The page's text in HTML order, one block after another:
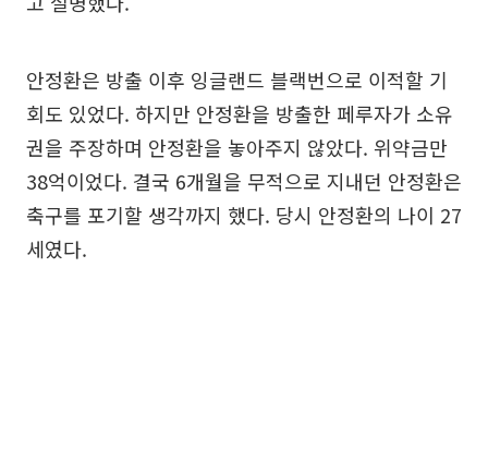
안정환은 방출 이후 잉글랜드 블랙번으로 이적할 기
회도 있었다. 하지만 안정환을 방출한 페루자가 소유
권을 주장하며 안정환을 놓아주지 않았다. 위약금만
38억이었다. 결국 6개월을 무적으로 지내던 안정환은
축구를 포기할 생각까지 했다. 당시 안정환의 나이 27
세였다.